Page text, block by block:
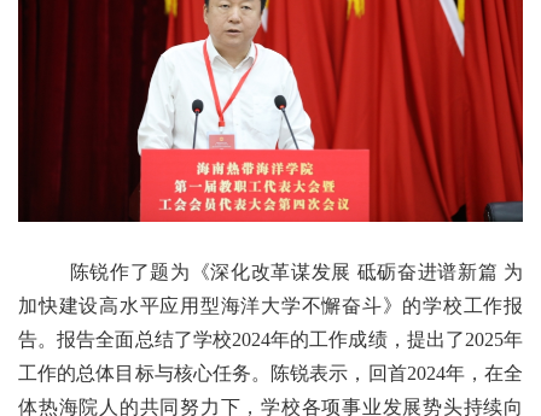
陈锐作了题为 《深化改革谋发展 砥砺奋进谱新篇 为
加快建设高水平应用型海洋大学不懈奋斗》 的学校工作报
告。报告全面总结了学校2024年的工作成绩， 提出了2025年
工作的总体目标与核心任务。
陈锐表示 ， 回首2024年， 在全
体热海院人的共同努力下，学校各项事业发展势头持续向